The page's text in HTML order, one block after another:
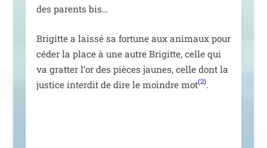
des parents bis…
Brigitte a lais­sé sa for­tune aux ani­maux pour
céder la place à une autre Brigitte, celle qui
va grat­ter l’or des pièces jaunes, celle dont la
jus­tice inter­dit de dire le moindre mot(2).